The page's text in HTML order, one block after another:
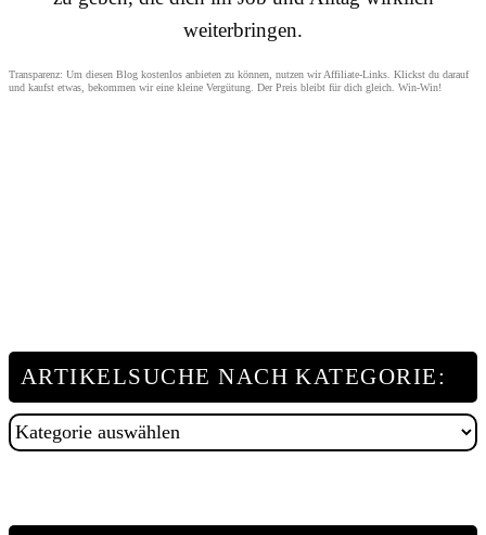
weiterbringen.
Transparenz: Um diesen Blog kostenlos anbieten zu können, nutzen wir Affiliate-Links. Klickst du darauf
und kaufst etwas, bekommen wir eine kleine Vergütung. Der Preis bleibt für dich gleich. Win-Win!
ARTIKELSUCHE NACH KATEGORIE:
Artikelsuche